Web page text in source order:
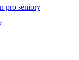
pro seniory